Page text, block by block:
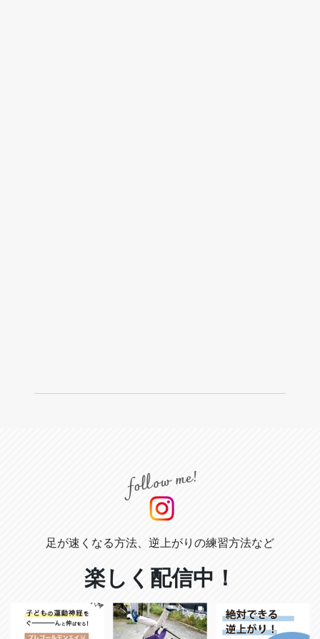
足が速くなる方法、逆上がりの練習方法など
楽しく配信中！